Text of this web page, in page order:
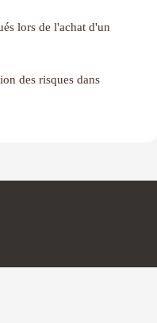
lors de l'achat d'un
des risques dans